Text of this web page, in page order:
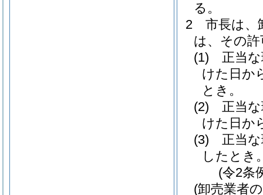
る。
2
市長は、
は、その
(1)
正当
けた日か
とき。
(2)
正当
けた日か
(3)
正当
したとき
(令2条
(卸売業者